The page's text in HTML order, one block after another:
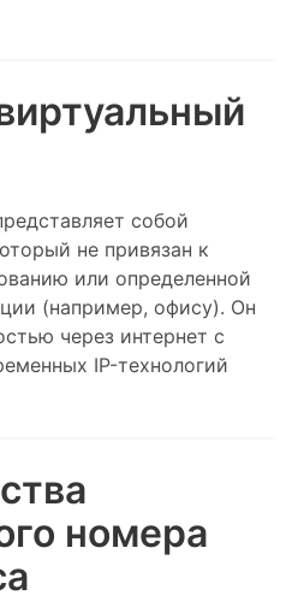
собой
не привязан к
или определенной
(например, офису). Он
через интернет с
IP-технологий
номера